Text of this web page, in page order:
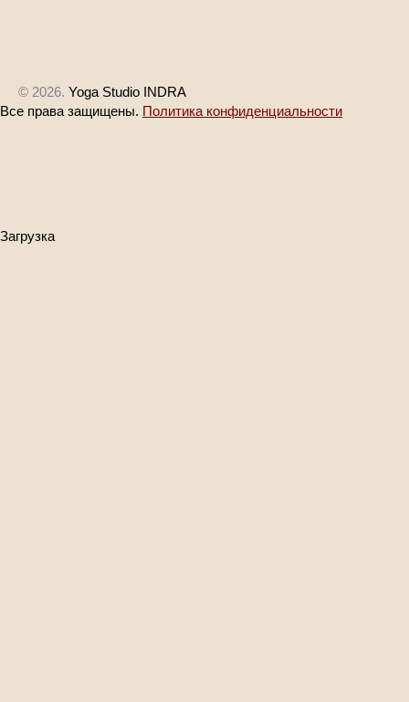
© 2026. Yoga Studio INDRA
Все права защищены. Политика конфиденциальности
Загрузка